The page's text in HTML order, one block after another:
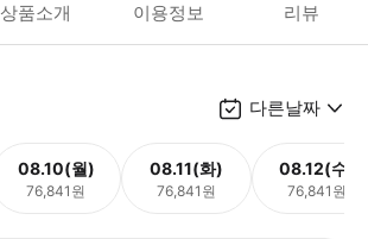
상품소개 이용정보 리뷰
다른날짜
08.10(월)
76,841원
08.11(화)
76,841원
08.12(수)
76,841원